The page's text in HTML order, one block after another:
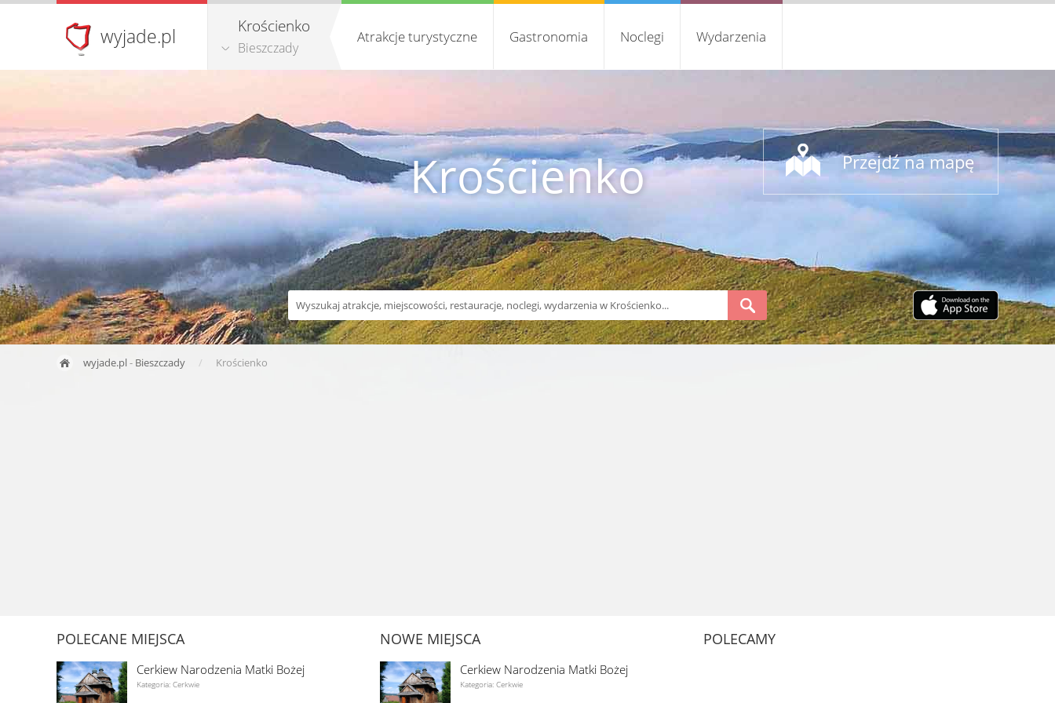
wyjade.pl Krościenko
Bieszczady
Atrakcje turystyczne Gastronomia Noclegi Wydarzenia
Krościenko Przejdź na mapę
wyjade.pl- Bieszczady Krościenko
POLECANE MIEJSCA
Cerkiew Narodzenia Matki Bożej
Kategoria: Cerkwie
NOWE MIEJSCA
Cerkiew Narodzenia Matki Bożej
Kategoria: Cerkwie
POLECAMY